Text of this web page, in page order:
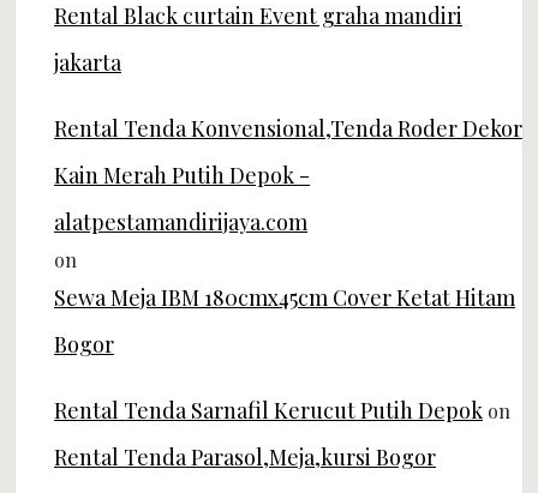
Rental Black curtain Event graha mandiri
jakarta
Rental Tenda Konvensional,Tenda Roder Dekor
Kain Merah Putih Depok -
alatpestamandirijaya.com
on
Sewa Meja IBM 180cmx45cm Cover Ketat Hitam
Bogor
Rental Tenda Sarnafil Kerucut Putih Depok on
Rental Tenda Parasol,Meja,kursi Bogor